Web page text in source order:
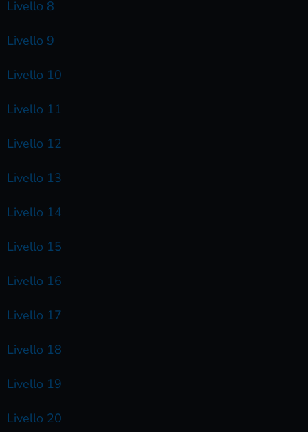
Livello 8
Livello 9
Livello 10
Livello 11
Livello 12
Livello 13
Livello 14
Livello 15
Livello 16
Livello 17
Livello 18
Livello 19
Livello 20